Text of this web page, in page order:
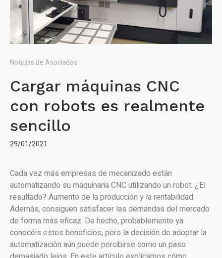
Noticias de Asociados
Cargar máquinas CNC
con robots es realmente
sencillo
29/01/2021
Cada vez más empresas de mecanizado están
automatizando su maquinaria CNC utilizando un robot. ¿El
resultado? Aumento de la producción y la rentabilidad.
Además, consiguen satisfacer las demandas del mercado
de forma más eficaz. De hecho, probablemente ya
conocéis estos beneficios, pero la decisión de adoptar la
automatización aún puede percibirse como un paso